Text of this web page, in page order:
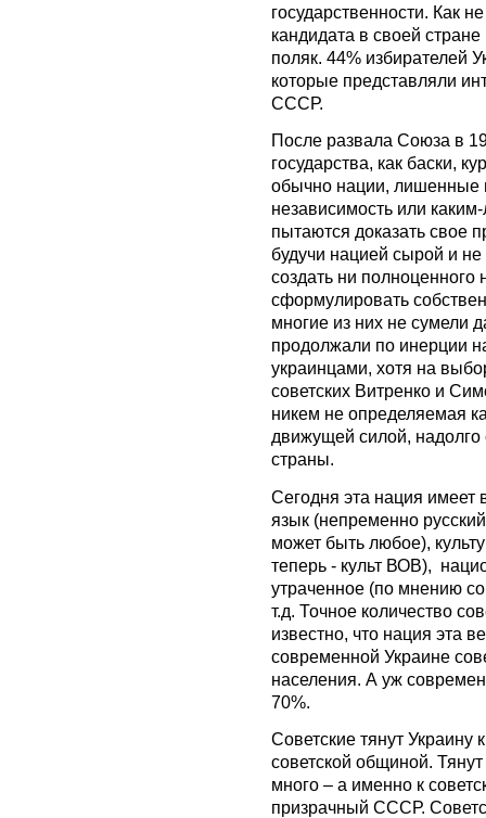
государственности. Как
кандидата в своей
поляк. 44% избирателей
которые представляли
СССР.
После развала Союза в
государства, как баски,
обычно нации, лишенные
независимость или
пытаются доказать свое
будучи нацией сырой и
создать ни
сформулировать
многие из них не сумели
продолжали по инерции
украинцами, хотя на
советских Витренко и
никем не определяемая
движущей силой,
страны.
Сегодня эта нация имеет
язык (непременно
может быть любое),
теперь - культ ВОВ),
утраченное (по мнению
т.д. Точное количество
известно, что нация эта
современной Украине
населения. А уж
70%.
Советские тянут Украину
советской общиной.
много – а именно к
призрачный СССР.